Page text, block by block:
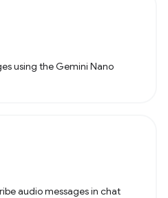
using the Gemini Nano
audio messages in chat